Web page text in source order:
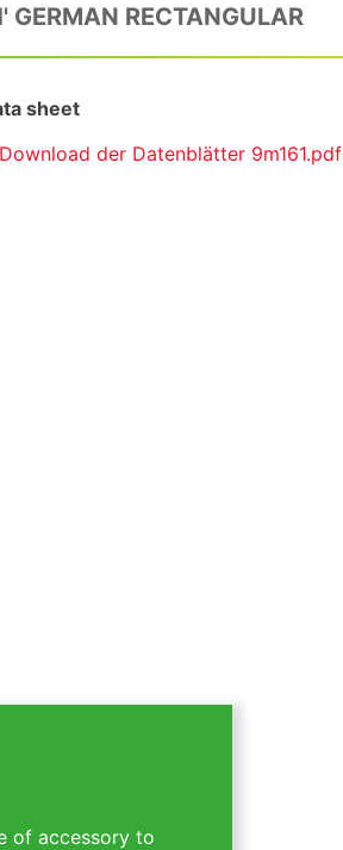
RECTANGULAR
sheet
der Datenblätter 9m161.pdf
of accessory to